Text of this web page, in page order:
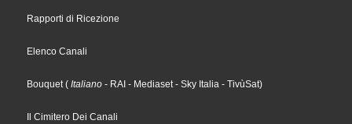
Rapporti di Ricezione
Elenco Canali
Bouquet( Italiano - RAI - Mediaset- Sky Italia - TivùSat)
Il Cimitero Dei Canali